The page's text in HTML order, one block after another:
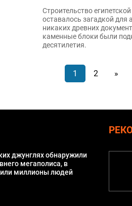
Строительство
оставалось загадкой для
никаких древних
каменные блоки были
десятилетия.
1 2 »
джунглях обнаружили
мегаполиса, в
миллионы людей